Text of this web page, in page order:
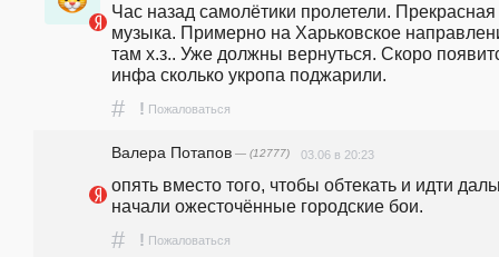
Час назад самолётики пролетели. Прекрасная
музыка. Примерно на Харьковское
там х.з.. Уже должны вернуться. Скоро
инфа сколько укропа поджарили.
# ! Пожаловаться
Валера Потапов — (12777) 03.06 в 20:23
опять вместо того, чтобы обтекать и идти
начали ожесточённые городские бои.
# ! Пожаловаться